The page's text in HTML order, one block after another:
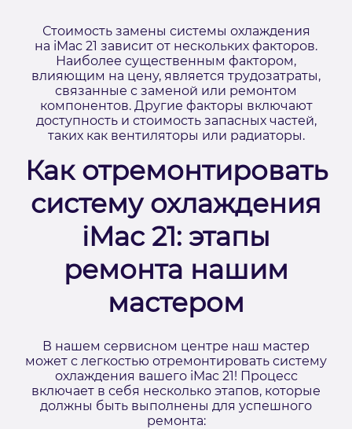
Стоимость замены системы охлаждения
на iMac 21 зависит от нескольких факторов.
Наиболее существенным фактором,
влияющим на цену, является трудозатраты,
связанные с заменой или ремонтом
компонентов. Другие факторы включают
доступность и стоимость запасных частей,
таких как вентиляторы или радиаторы.
Как отремонтировать
систему охлаждения
iMac 21: этапы
ремонта нашим
мастером
В нашем сервисном центре наш мастер
может с легкостью отремонтировать систему
охлаждения вашего iMac 21! Процесс
включает в себя несколько этапов, которые
должны быть выполнены для успешного
ремонта: